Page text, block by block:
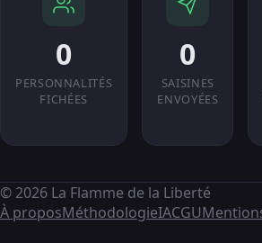
0
PERSONNALITÉS
FICHÉES
0
SAISINES
ENVOYÉES
© 2026 La Flamme de la Liberté
À proposMéthodologieIACGU